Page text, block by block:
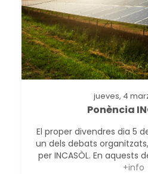
jueves, 4
Ponència
El proper divendres dia 5
un dels debats
per INCASÒL. En aquests
+info